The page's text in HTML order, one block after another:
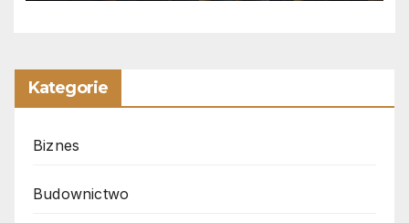
Kategorie
Biznes
Budownictwo